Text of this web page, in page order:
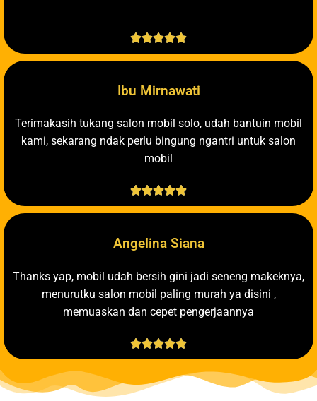

Ibu Mirnawati
Terimakasih tukang salon mobil solo, udah bantuin mobil
kami, sekarang ndak perlu bingung ngantri untuk salon
mobil

Angelina Siana
Thanks yap, mobil udah bersih gini jadi seneng makeknya,
menurutku salon mobil paling murah ya disini ,
memuaskan dan cepet pengerjaannya
